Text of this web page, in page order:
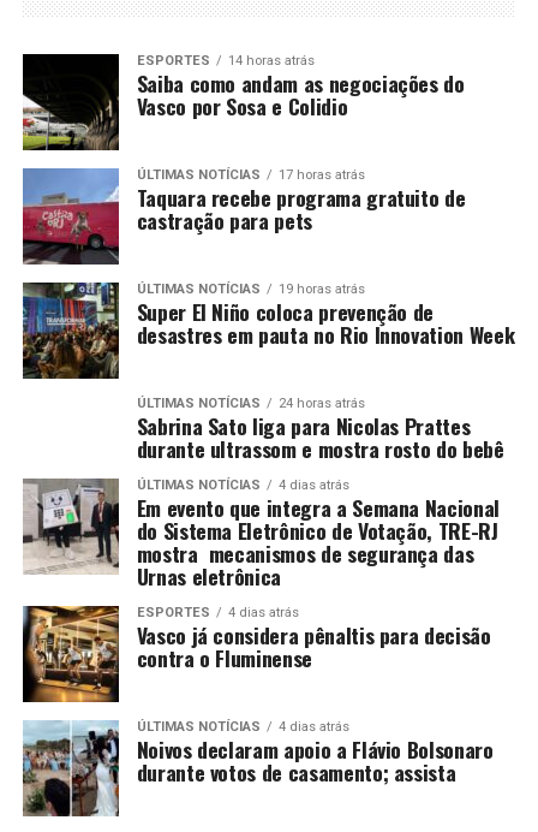
ESPORTES 14 horas atrás
Saiba como andam as negociações do
Vasco por Sosa e Colidio
ÚLTIMAS NOTÍCIAS 17 horas atrás
Taquara recebe programa gratuito de
castração para pets
ÚLTIMAS NOTÍCIAS 19 horas atrás
Super El Niño coloca prevenção de
desastres em pauta no Rio Innovation Week
ÚLTIMAS NOTÍCIAS 24 horas atrás
Sabrina Sato liga para Nicolas Prattes
durante ultrassom e mostra rosto do bebê
ÚLTIMAS NOTÍCIAS 4 dias atrás
Em evento que integra a Semana Nacional
do Sistema Eletrônico de Votação, TRE-RJ
mostra mecanismos de segurança das
Urnas eletrônica
ESPORTES 4 dias atrás
Vasco já considera pênaltis para decisão
contra o Fluminense
ÚLTIMAS NOTÍCIAS 4 dias atrás
Noivos declaram apoio a Flávio Bolsonaro
durante votos de casamento; assista